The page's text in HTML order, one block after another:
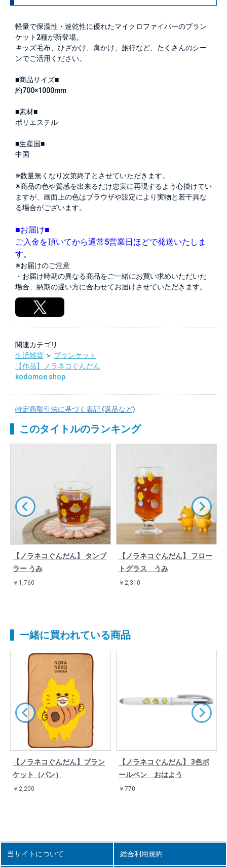
軽量で保温性・速乾性に優れたマイクロファイバーのブラン
ケット2種が新登場。
キッズ毛布、ひざかけ、肩かけ、旅行など、たくさんのシー
ンでご活用ください。
■商品サイズ■
約700×1000mm
■素材■
ポリエステル
■生産国■
中国
※数量無くなり次第終了とさせていただきます。
※商品の色や質感を出来るだけ忠実に再現するよう心掛けてい
ますが、画面上の色はブラウザや設定により実物と若干異な
る場合がございます。
■お届け■
ご入金を頂いてから通常5営業日ほどで発送いたしま
す。
※お届けのご注意
・お届け時期の異なる商品をご一緒にお買い求めいただいた
場合、納期の遅い方に合わせてお届けさせていただきます。
関連カテゴリ
生活雑貨 ＞ ブランケット
【作品】ノラネコぐんだん
kodomoe shop
特定商取引法に基づく表記 (返品など)
このタイトルのランキング
【ノラネコぐんだん】 タンブ
ラー うみ
￥1,760
【ノラネコぐんだん】 フロー
トグラス うみ
￥2,310
一緒に買われている商品
【ノラネコぐんだん】ブラン
ケット（パン）
￥2,200
【ノラネコぐんだん】 3色ボ
ールペン おはよう
￥770
当サイトについて 総合利用規約